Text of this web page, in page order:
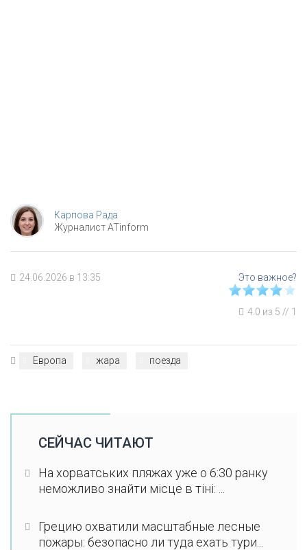
Карпова Рада
Журналист ATinform
24.06.2026 в 13:35
4.0 из 5 // 1
Европа жара поезда
СЕЙЧАС ЧИТАЮТ
На хорватських пляжах уже о 6:30 ранку
неможливо знайти місце в тіні: ...
Грецию охватили масштабные лесные
пожары: безопасно ли туда ехать тури...